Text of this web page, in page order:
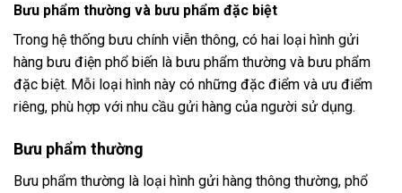
Bưu phẩm thường và bưu phẩm đặc biệt
Trong hệ thống bưu chính viễn thông, có hai loại hình gửi
hàng bưu điện phổ biến là bưu phẩm thường và bưu phẩm
đặc biệt. Mỗi loại hình này có những đặc điểm và ưu điểm
riêng, phù hợp với nhu cầu gửi hàng của người sử dụng.
Bưu phẩm thường
Bưu phẩm thường là loại hình gửi hàng thông thường, phổ